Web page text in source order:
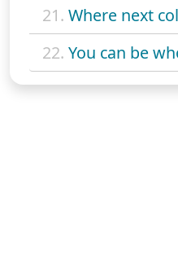
21. Where next
22. You can be